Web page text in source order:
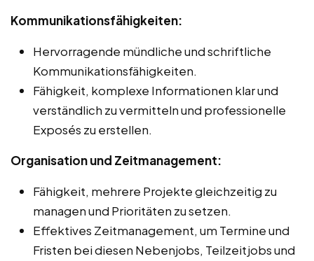
Kommunikationsfähigkeiten:
Hervorragende mündliche und schriftliche
Kommunikationsfähigkeiten.
Fähigkeit, komplexe Informationen klar und
verständlich zu vermitteln und professionelle
Exposés zu erstellen.
Organisation und Zeitmanagement:
Fähigkeit, mehrere Projekte gleichzeitig zu
managen und Prioritäten zu setzen.
Effektives Zeitmanagement, um Termine und
Fristen bei diesen Nebenjobs, Teilzeitjobs und